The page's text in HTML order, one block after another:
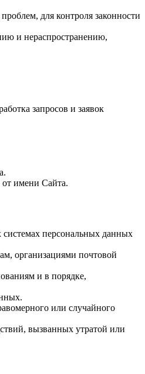
для контроля законности
и нераспространению,
запросов и заявок
имени Сайта.
персональных данных
организациями почтовой
и в порядке,
или случайного
вызванных утратой или